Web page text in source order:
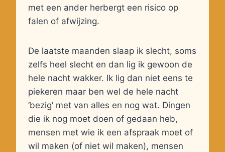
met een ander herbergt een risico op
falen of afwijzing.
De laatste maanden slaap ik slecht, soms
zelfs heel slecht en dan lig ik gewoon de
hele nacht wakker. Ik lig dan niet eens te
piekeren maar ben wel de hele nacht
‘bezig’ met van alles en nog wat. Dingen
die ik nog moet doen of gedaan heb,
mensen met wie ik een afspraak moet of
wil maken (of niet wil maken), mensen